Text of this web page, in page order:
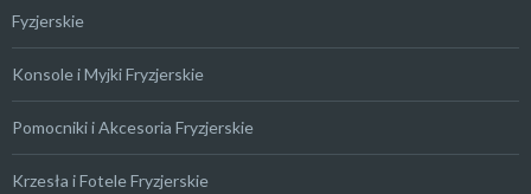
Fyzjerskie
Konsole i Myjki Fryzjerskie
Pomocniki i Akcesoria Fryzjerskie
Krzesła i Fotele Fryzjerskie